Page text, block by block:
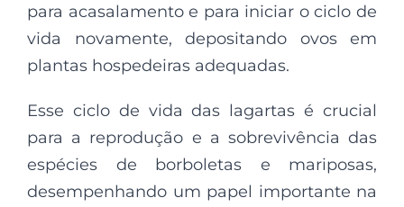
para acasalamento e para iniciar o ciclo de
vida novamente, depositando ovos em
plantas hospedeiras adequadas.
Esse ciclo de vida das lagartas é crucial
para a reprodução e a sobrevivência das
espécies de borboletas e mariposas,
desempenhando um papel importante na